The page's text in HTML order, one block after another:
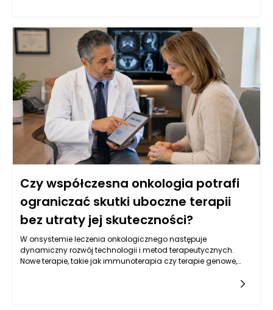
tym oznaczenia markerów nowotworowych w krwi, które mogą
wskazywać na obecność choroby. W Warszawie, dzięki
postępowi w dziedzinie genetyki, coraz częściej stosuje się
również badania molekularne, które identyfikują mutacje
genów związanych z nowotworami, co pozwala na bardziej
spersonalizowane podejście do leczenia. Kluczowe jest
zrozumienie, że wczesne wykrycie choroby zwiększa szanse na
skuteczne leczenie oraz poprawia komfort życia pacjentów.
Czy współczesna onkologia potrafi
ograniczać skutki uboczne terapii
bez utraty jej skuteczności?
W onsystemie leczenia onkologicznego następuje
dynamiczny rozwój technologii i metod terapeutycznych.
Nowe terapie, takie jak immunoterapia czy terapie genowe,
mogą przyczynić się do ograniczenia skutków ubocznych. Te